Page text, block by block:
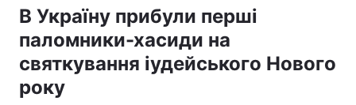
В Україну прибули перші
паломники-хасиди на
святкування іудейського Нового
року